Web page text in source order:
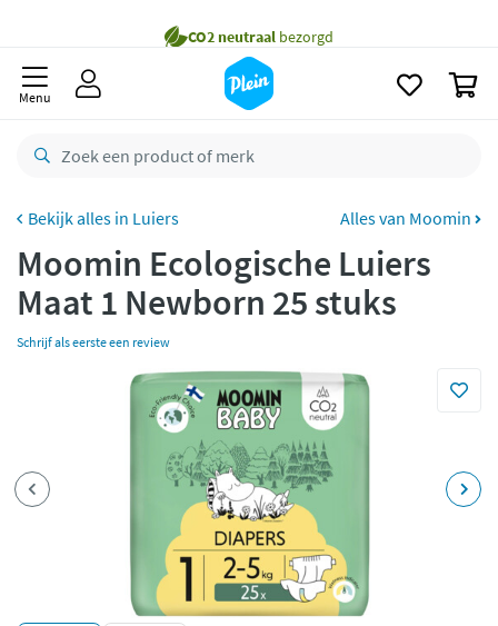
Gratis
besteld,maandag
retourneren
Betaal met Klarna
Menu
Luiers Alles van Moomin
Moomin Ecologische Luiers
Maat 1 Newborn 25 stuks
Schrijf als eerste een review